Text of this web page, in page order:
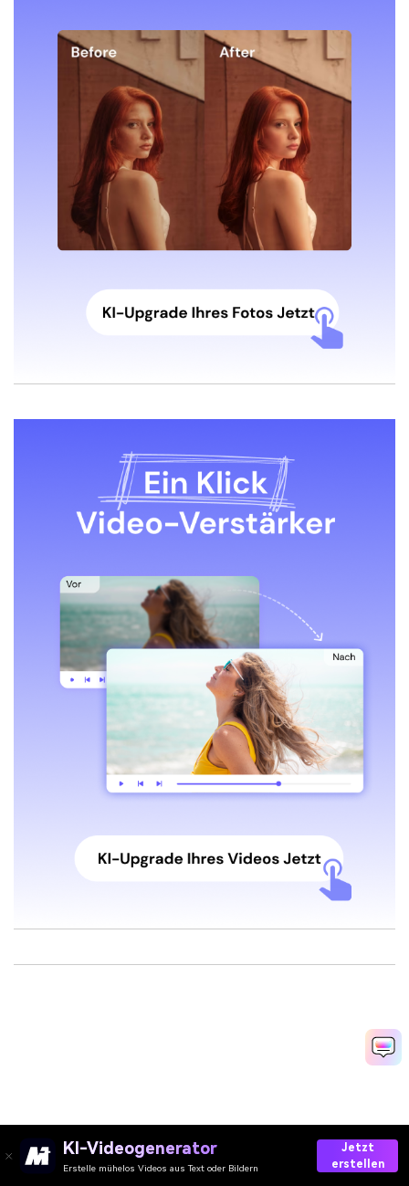
KI-Videogenerator
Erstelle mühelos Videos aus Text oder Bildern
Jetzt
erstellen